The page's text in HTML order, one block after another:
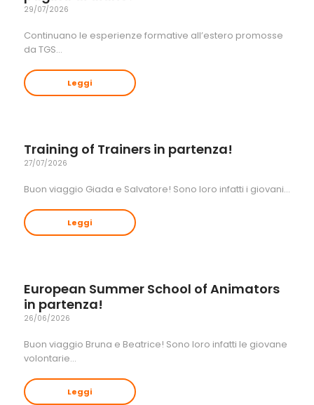
29/07/2026
Continuano le esperienze formative all’estero promosse
da TGS…
Leggi
Training of Trainers in partenza!
27/07/2026
Buon viaggio Giada e Salvatore! Sono loro infatti i giovani…
Leggi
European Summer School of Animators
in partenza!
26/06/2026
Buon viaggio Bruna e Beatrice! Sono loro infatti le giovane
volontarie…
Leggi